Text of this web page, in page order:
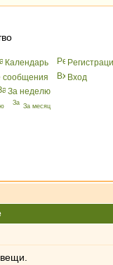
Календарь
сообщения
Вхoд
За неделю
За месяц